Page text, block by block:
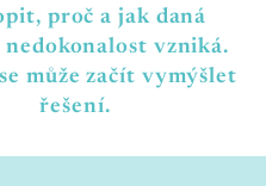
proč a jak daná
vzniká.
může začít vymýšlet
řešení.